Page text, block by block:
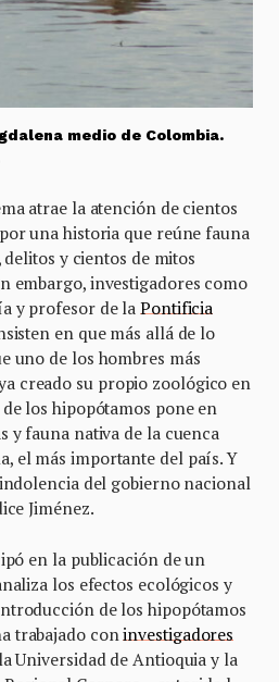
medio de Colombia.
atrae la atención de cientos
una historia que reúne fauna
y cientos de mitos
embargo, investigadores como
y profesor de laPontificia
en que más allá de lo
uno de los hombres más
creado su propio zoológico en
los hipopótamos pone en
y fauna nativa de la cuenca
el más importante del país. Y
del gobierno nacional
Jiménez.
en la publicación de un
los efectos ecológicos y
de los hipopótamos
trabajado coninvestigadores
Universidad de Antioquia y la